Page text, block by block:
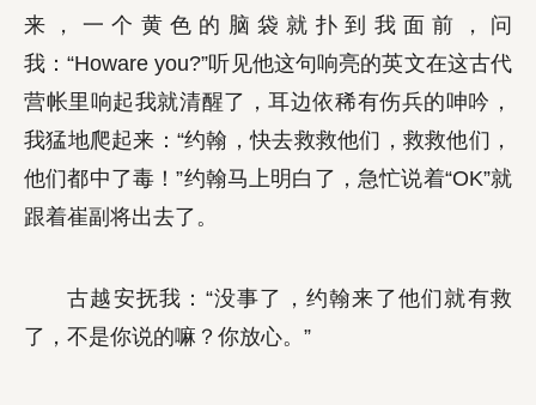
来，一个黄色的脑袋就扑到我面前，问
我：“Howare you?”听见他这句响亮的英文在这古代
营帐里响起我就清醒了，耳边依稀有伤兵的呻吟，
我猛地爬起来：“约翰，快去救救他们，救救他们，
他们都中了毒！”约翰马上明白了，急忙说着“OK”就
跟着崔副将出去了。
古越安抚我：“没事了，约翰来了他们就有救
了，不是你说的嘛？你放心。”